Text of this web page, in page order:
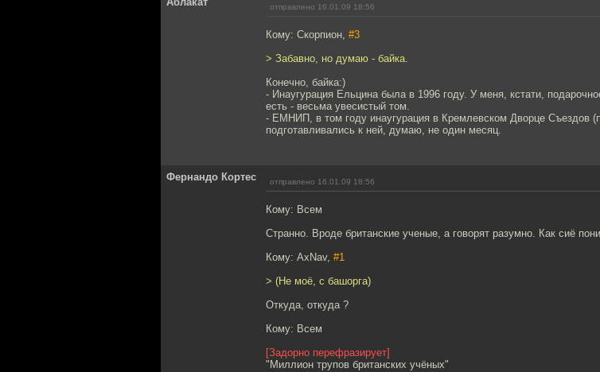
отправлено 16.01.09 18:56
Кому: Скорпион, #3
> Забавно, но думаю - байка.
Конечно, байка:)
- Инаугурация Ельцина была в 1996 году. У меня, кстати,
есть - весьма увесистый том.
- ЕМНИП, в том году инаугурация в Кремлевском Дворце Съездов
подготавливались к ней, думаю, не один месяц.
Фернандо Кортес отправлено 16.01.09 18:56
Кому: Всем
Странно. Вроде британские ученые, а говорят разумно. Как сиё
Кому: AxNav, #1
> (Не моё, с башорга)
Откуда, откуда ?
Кому: Всем
[Задорно перефразирует]
"Миллион трупов британских учёных"